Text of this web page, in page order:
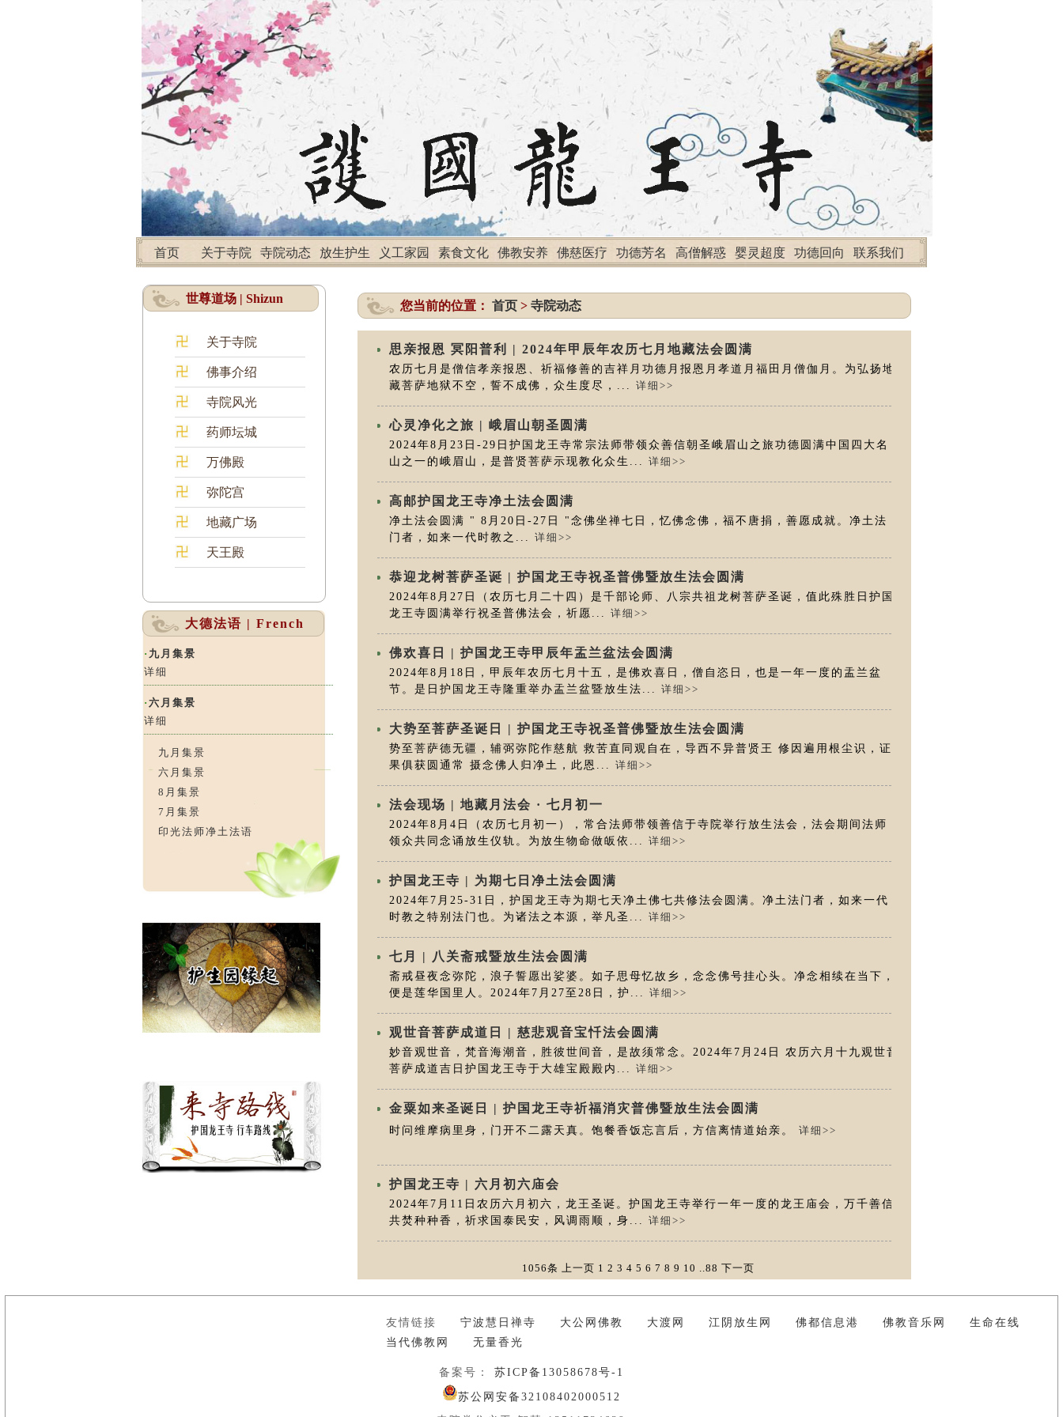
首页 关于寺院 寺院动态 放生护生 义工家园 素食文化 佛教安养 佛慈医疗 功德芳名 高僧解惑 婴灵超度 功德回向 联系我们
世尊道场 | Shizun
关于寺院
佛事介绍
寺院风光
药师坛城
万佛殿
弥陀宫
地藏广场
天王殿
大德法语 | French
· 九月集景
详细
· 六月集景
详细
九月集景
六月集景
8月集景
7月集景
印光法师净土法语
您当前的位置： 首页 > 寺院动态
思亲报恩 冥阳普利 | 2024年甲辰年农历七月地藏法会圆满
农历七月是僧信孝亲报恩、祈福修善的吉祥月功德月报恩月孝道月福田月僧伽月。为弘扬地
藏菩萨地狱不空，誓不成佛，众生度尽，... 详细>>
心灵净化之旅 | 峨眉山朝圣圆满
2024年8月23日-29日护国龙王寺常宗法师带领众善信朝圣峨眉山之旅功德圆满中国四大名
山之一的峨眉山，是普贤菩萨示现教化众生... 详细>>
高邮护国龙王寺净土法会圆满
净土法会圆满 " 8月20日-27日 "念佛坐禅七日，忆佛念佛，福不唐捐，善愿成就。净土法
门者，如来一代时教之... 详细>>
恭迎龙树菩萨圣诞 | 护国龙王寺祝圣普佛暨放生法会圆满
2024年8月27日（农历七月二十四）是千部论师、八宗共祖龙树菩萨圣诞，值此殊胜日护国
龙王寺圆满举行祝圣普佛法会，祈愿... 详细>>
佛欢喜日 | 护国龙王寺甲辰年盂兰盆法会圆满
2024年8月18日，甲辰年农历七月十五，是佛欢喜日，僧自恣日，也是一年一度的盂兰盆
节。是日护国龙王寺隆重举办盂兰盆暨放生法... 详细>>
大势至菩萨圣诞日 | 护国龙王寺祝圣普佛暨放生法会圆满
势至菩萨德无疆，辅弼弥陀作慈航 救苦直同观自在，导西不异普贤王 修因遍用根尘识，证
果俱获圆通常 摄念佛人归净土，此恩... 详细>>
法会现场 | 地藏月法会 · 七月初一
2024年8月4日（农历七月初一），常合法师带领善信于寺院举行放生法会，法会期间法师
领众共同念诵放生仪轨。为放生物命做皈依... 详细>>
护国龙王寺 | 为期七日净土法会圆满
2024年7月25-31日，护国龙王寺为期七天净土佛七共修法会圆满。净土法门者，如来一代
时教之特别法门也。为诸法之本源，举凡圣... 详细>>
七月 | 八关斋戒暨放生法会圆满
斋戒昼夜念弥陀，浪子誓愿出娑婆。如子思母忆故乡，念念佛号挂心头。净念相续在当下，
便是莲华国里人。2024年7月27至28日，护... 详细>>
观世音菩萨成道日 | 慈悲观音宝忏法会圆满
妙音观世音，梵音海潮音，胜彼世间音，是故须常念。2024年7月24日 农历六月十九观世音
菩萨成道吉日护国龙王寺于大雄宝殿殿内... 详细>>
金粟如来圣诞日 | 护国龙王寺祈福消灾普佛暨放生法会圆满
时问维摩病里身，门开不二露天真。饱餐香饭忘言后，方信离情道始亲。 详细>>
护国龙王寺 | 六月初六庙会
2024年7月11日农历六月初六，龙王圣诞。护国龙王寺举行一年一度的龙王庙会，万千善信
共焚种种香，祈求国泰民安，风调雨顺，身... 详细>>
1056条 上一页 1 2 3 4 5 6 7 8 9 10 ..88 下一页
友情链接 宁波慧日禅寺 大公网佛教 大渡网 江阴放生网 佛都信息港 佛教音乐网
生命在线
当代佛教网
无量香光
备案号： 苏ICP备13058678号-1
苏公网安备32108402000512